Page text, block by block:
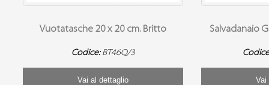
Vuotatasche 20 x 20 cm. Britto
Codice: BT46Q/3
Vai al dettaglio
Salvadanaio
Vai